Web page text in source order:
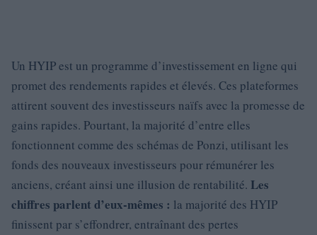
Un HYIP est un programme d’investissement en ligne qui
promet des rendements rapides et élevés. Ces plateformes
attirent souvent des investisseurs naïfs avec la promesse de
gains rapides. Pourtant, la majorité d’entre elles
fonctionnent comme des schémas de Ponzi, utilisant les
fonds des nouveaux investisseurs pour rémunérer les
anciens, créant ainsi une illusion de rentabilité. Les
chiffres parlent d’eux-mêmes : la majorité des HYIP
finissent par s’effondrer, entraînant des pertes